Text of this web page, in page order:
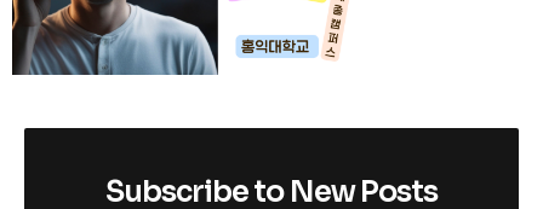
Subscribe to New Posts